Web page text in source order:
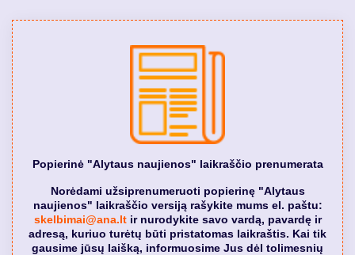
Popierinė "Alytaus naujienos" laikraščio prenumerata
Norėdami užsiprenumeruoti popierinę "Alytaus
naujienos" laikraščio versiją rašykite mums el. paštu:
skelbimai@ana.ltir nurodykite savo vardą, pavardę ir
adresą, kuriuo turėtų būti pristatomas laikraštis. Kai tik
gausime jūsų laišką, informuosime Jus dėl tolimesnių